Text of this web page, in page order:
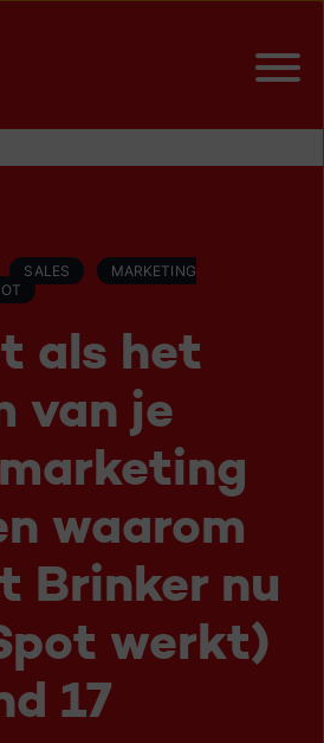
SALES
MARKETING
als het
van je
waarom
Brinker nu
werkt)
17